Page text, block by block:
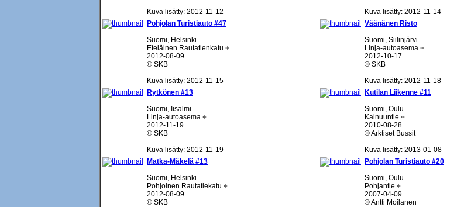
Kuva lisätty: 2012-11-12
Kuva lisätty: 2012-11-14
Pohjolan Turistiauto #47
Suomi, Helsinki
Eteläinen Rautatienkatu ⌖
2012-08-09
© SKB
Kuva lisätty: 2012-11-15
Väänänen Risto
Suomi, Siilinjärvi
Linja-autoasema ⌖
2012-10-17
© SKB
Kuva lisätty: 2012-11-18
Rytkönen #13
Suomi, Iisalmi
Linja-autoasema ⌖
2012-11-19
© SKB
Kuva lisätty: 2012-11-19
Kutilan Liikenne #11
Suomi, Oulu
Kainuuntie ⌖
2010-08-28
© Arktiset Bussit
Kuva lisätty: 2013-01-08
Matka-Mäkelä #13
Suomi, Helsinki
Pohjoinen Rautatiekatu ⌖
2012-08-09
© SKB
Pohjolan Turistiauto #20
Suomi, Oulu
Pohjantie ⌖
2007-04-09
© Antti Moilanen